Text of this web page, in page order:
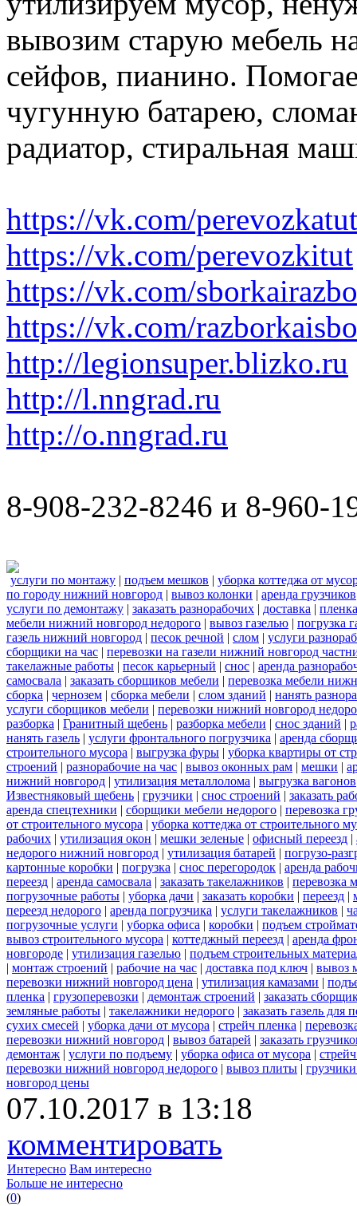
вывозим старую мебель
сейфов, пианино.
чугунную батарею,
радиатор, стиральная
https://vk.com/perevozkatut
https://vk.com/perevozkitut
https://vk.com/
https://vk.com/
http://legionsuper.blizko.ru
http://l.nngrad.ru
http://o.nngrad.ru
8-908-232-8246 и 8-960-
услуги по монтажу | подъем мешков | уборка коттеджа от
по городу нижний новгород | вывоз колонки | аренда грузчиков
услуги по демонтажу | заказать разнорабочих | доставка | пленка
мебели нижний новгород недорого | вывоз газелью | погрузка
газель нижний новгород | песок речной | слом | услуги
сборщики на час | перевозки на газели нижний новгород
такелажные работы | песок карьерный | снос | аренда
самосвала | заказать сборщиков мебели | перевозка мебели
сборка | чернозем | сборка мебели | слом зданий | нанять
услуги сборщиков мебели | перевозки нижний новгород
разборка | Гранитный щебень | разборка мебели | снос зданий |
нанять газель | услуги фронтального погрузчика | аренда
строительного мусора | выгрузка фуры | уборка квартиры от
строений | разнорабочие на час | вывоз оконных рам | мешки |
нижний новгород | утилизация металлолома | выгрузка вагонов
Известняковый щебень | грузчики | снос строений | заказать
аренда спецтехники | сборщики мебели недорого | перевозка
от строительного мусора | уборка коттеджа от строительного
рабочих | утилизация окон | мешки зеленые | офисный переезд |
недорого нижний новгород | утилизация батарей | погрузо-
картонные коробки | погрузка | снос перегородок | аренда
переезд | аренда самосвала | заказать такелажников | перевозка
погрузочные работы | уборка дачи | заказать коробки | переезд |
переезд недорого | аренда погрузчика | услуги такелажников |
погрузочные услуги | уборка офиса | коробки | подъем
вывоз строительного мусора | коттеджный переезд | аренда
новгороде | утилизация газелью | подъем строительных
| монтаж строений | рабочие на час | доставка под ключ | вывоз
перевозки нижний новгород цена | утилизация камазами |
пленка | грузоперевозки | демонтаж строений | заказать
земляные работы | такелажники недорого | заказать газель
сухих смесей | уборка дачи от мусора | стрейч пленка |
перевозки нижний новгород | вывоз батарей | заказать
демонтаж | услуги по подъему | уборка офиса от мусора |
перевозки нижний новгород недорого | вывоз плиты |
новгород цены
07.10.2017 в 13:18
комментировать
Интересно Вам интересно
Больше не интересно
(0)